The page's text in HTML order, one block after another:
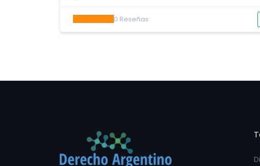
0 Reseñas